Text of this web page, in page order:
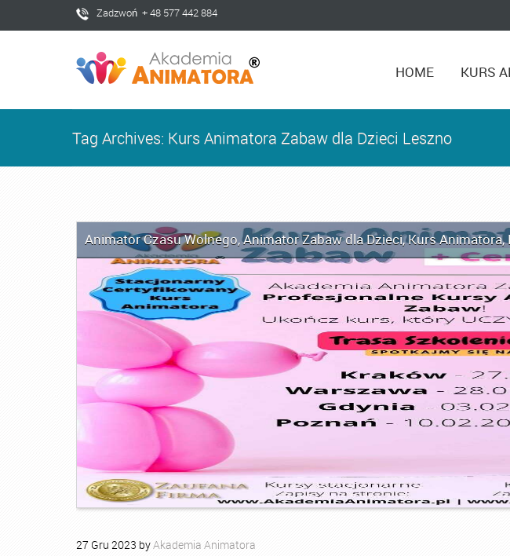
Zadzwoń + 48 577 442 884
HOME KURS
Tag Archives: Kurs Animatora Zabaw dla Dzieci Leszno
Animator Czasu Wolnego,Animator Zabaw dla Dzieci,Kurs Animatora,
27 Gru 2023 byAkademia Animatora